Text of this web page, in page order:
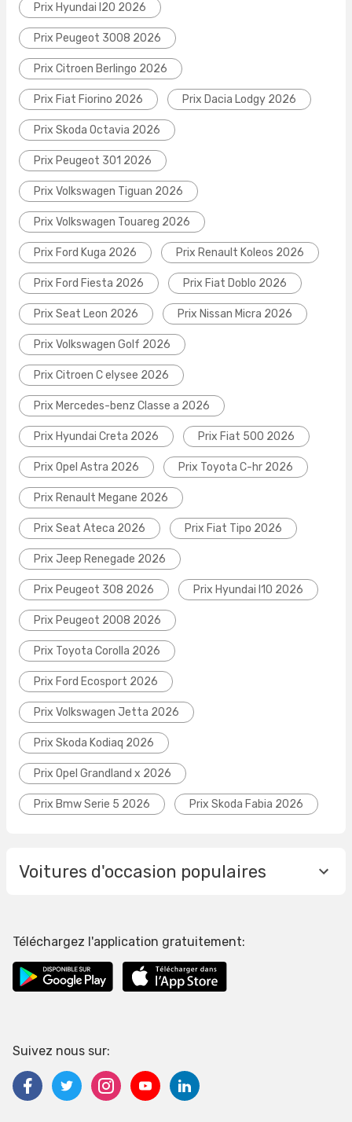
Prix Hyundai I20 2026
Prix Peugeot 3008 2026
Prix Citroen Berlingo 2026
Prix Fiat Fiorino 2026 Prix Dacia Lodgy 2026
Prix Skoda Octavia 2026
Prix Peugeot 301 2026
Prix Volkswagen Tiguan 2026
Prix Volkswagen Touareg 2026
Prix Ford Kuga 2026 Prix Renault Koleos 2026
Prix Ford Fiesta 2026 Prix Fiat Doblo 2026
Prix Seat Leon 2026 Prix Nissan Micra 2026
Prix Volkswagen Golf 2026
Prix Citroen C elysee 2026
Prix Mercedes-benz Classe a 2026
Prix Hyundai Creta 2026 Prix Fiat 500 2026
Prix Opel Astra 2026 Prix Toyota C-hr 2026
Prix Renault Megane 2026
Prix Seat Ateca 2026 Prix Fiat Tipo 2026
Prix Jeep Renegade 2026
Prix Peugeot 308 2026 Prix Hyundai I10 2026
Prix Peugeot 2008 2026
Prix Toyota Corolla 2026
Prix Ford Ecosport 2026
Prix Volkswagen Jetta 2026
Prix Skoda Kodiaq 2026
Prix Opel Grandland x 2026
Prix Bmw Serie 5 2026 Prix Skoda Fabia 2026
Voitures d'occasion populaires
Téléchargez l'application gratuitement:
Suivez nous sur: